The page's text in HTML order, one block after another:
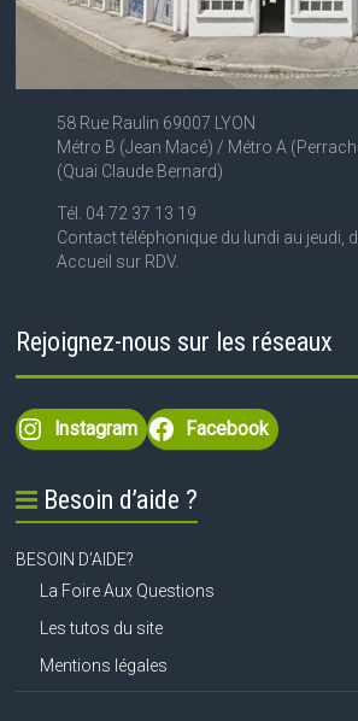
58 Rue Raulin 69007 LYON
Métro B (Jean Macé) / Métro A
(Quai Claude Bernard)
Tél. 04 72 37 13 19
Contact téléphonique du lundi au jeudi,
Accueil sur RDV.
Rejoignez-nous sur les réseaux
Instagram Facebook
Besoin d’aide ?
BESOIN D’AIDE?
La Foire Aux Questions
Les tutos du site
Mentions légales